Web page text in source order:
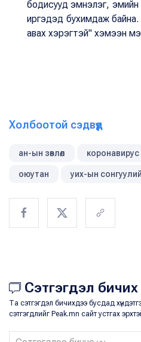
бодисууд эмнэлэг, эмийн
иргэдэд бухимдаж
авах хэрэгтэй" хэмээн
Холбоотой сэдвүүд
ан-ын зөвлөл коронавирус
оюутан уих-ын
Сэтгэгдэл бичих
Та сэтгэгдэл бичихдээ бусдад
сэтгэгдлийг Peak.mn сайт устгах